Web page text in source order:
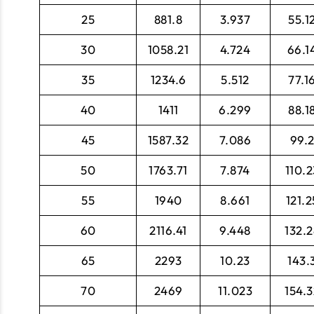
25 881.8 3.937
30 1058.21 4.724
35 1234.6 5.512 77.16
40 1411 6.299
45 1587.32 7.086 99.2
50 1763.71 7.874
55 1940 8.661
60 2116.41 9.448
65 2293 10.23
70 2469 11.023